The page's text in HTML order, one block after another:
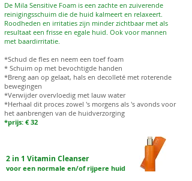
De Mila Sensitive Foam is een zachte en zuiverende
reinigingsschuim die de huid kalmeert en relaxeert.
Roodheden en irritaties zijn minder zichtbaar met als
resultaat een frisse en egale huid. Ook voor mannen
met baardirritatie.
*Schud de fles en neem een toef foam
* Schuim op met bevochtigde handen
*Breng aan op gelaat, hals en decolleté met roterende
bewegingen
*Verwijder overvloedig met lauw water
*Herhaal dit proces zowel 's morgens als 's avonds voor
het aanbrengen van de huidverzorging
*prijs: € 32
2 in 1 Vitamin Cleanser
voor een normale en/of rijpere huid